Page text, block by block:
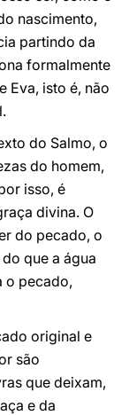
nascimento,
partindo da
formalmente
Eva, isto é, não
do Salmo, o
do homem,
isso, é
divina. O
do pecado, o
que a água
o pecado,
original e
são
que deixam,
e da